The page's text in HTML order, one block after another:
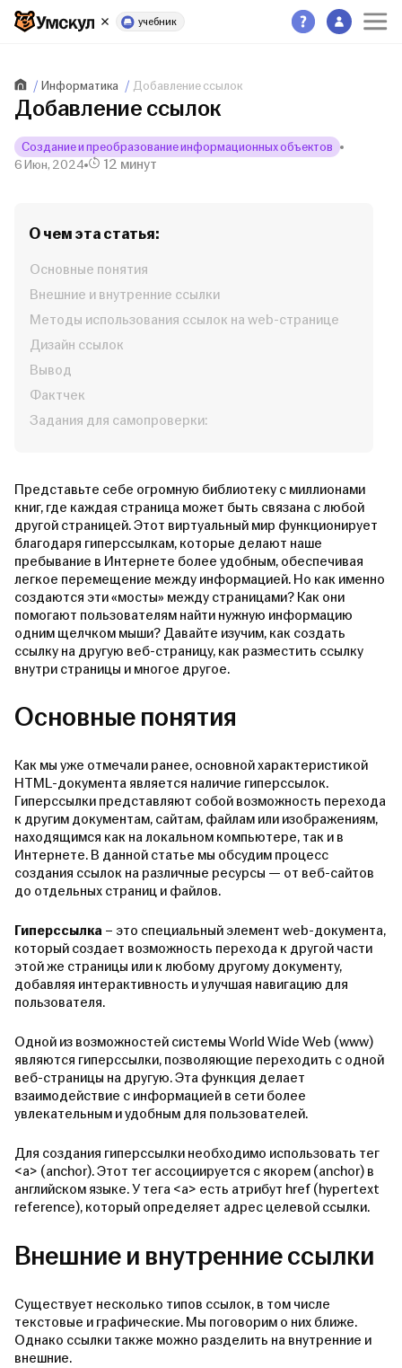
учебник
Информатика Добавление ссылок
Добавление ссылок
Создание и преобразование информационных объектов
6 Июн, 2024
12 минут
О чем эта статья:
Основные понятия
Внешние и внутренние ссылки
Методы использования ссылок на web-странице
Дизайн ссылок
Вывод
Фактчек
Задания для самопроверки:
Представьте себе огромную библиотеку с миллионами
книг, где каждая страница может быть связана с любой
другой страницей. Этот виртуальный мир функционирует
благодаря гиперссылкам, которые делают наше
пребывание в Интернете более удобным, обеспечивая
легкое перемещение между информацией. Но как именно
создаются эти «мосты» между страницами? Как они
помогают пользователям найти нужную информацию
одним щелчком мыши? Давайте изучим, как создать
ссылку на другую веб-страницу, как разместить ссылку
внутри страницы и многое другое.
Основные понятия
Как мы уже отмечали ранее, основной характеристикой
HTML-документа является наличие гиперссылок.
Гиперссылки представляют собой возможность перехода
к другим документам, сайтам, файлам или изображениям,
находящимся как на локальном компьютере, так и в
Интернете. В данной статье мы обсудим процесс
создания ссылок на различные ресурсы — от веб-сайтов
до отдельных страниц и файлов.
Гиперссылка – это специальный элемент web-документа,
который создает возможность перехода к другой части
этой же страницы или к любому другому документу,
добавляя интерактивность и улучшая навигацию для
пользователя.
Одной из возможностей системы World Wide Web (www)
являются гиперссылки, позволяющие переходить с одной
веб-страницы на другую. Эта функция делает
взаимодействие с информацией в сети более
увлекательным и удобным для пользователей.
Для создания гиперссылки необходимо использовать тег
<a> (anchor). Этот тег ассоциируется с якорем (anchor) в
английском языке. У тега <a> есть атрибут href (hypertext
reference), который определяет адрес целевой ссылки.
Внешние и внутренние ссылки
Существует несколько типов ссылок, в том числе
текстовые и графические. Мы поговорим о них ближе.
Однако ссылки также можно разделить на внутренние и
внешние.